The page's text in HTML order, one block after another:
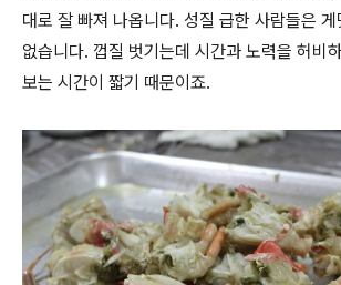
대로 잘 빠져 나옵니다. 성질 급한 사람들은
없습니다. 껍질 벗기는데 시간과 노력을 허비
보는 시간이 짧기 때문이죠.